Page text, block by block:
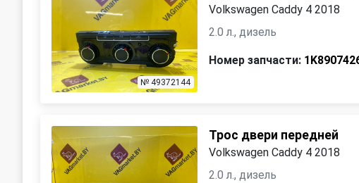
№ 49372144
Volkswagen Caddy 4 2018
2.0 л., дизель
Номер запчасти:
Трос двери передней
Volkswagen Caddy 4 2018
2.0 л., дизель